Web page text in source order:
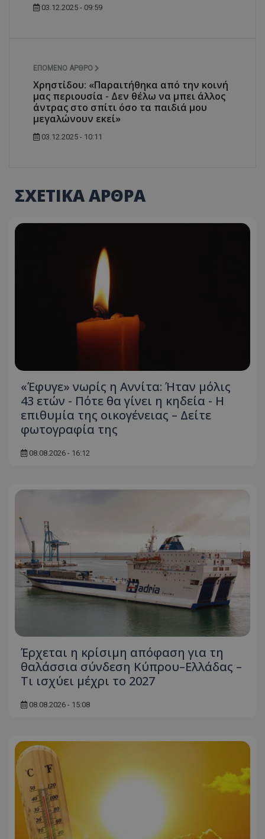
03.12.2025 - 09:59
ΕΠΌΜΕΝΟ ΆΡΘΡΟ
Χρηστίδου: «Παραιτήθηκα από την κοινή
μας περιουσία - Δεν θέλω να μπει άλλος
άντρας στο σπίτι όσο τα παιδιά μου
μεγαλώνουν εκεί»
03.12.2025 - 10:11
ΣΧΕΤΙΚΑ ΑΡΘΡΑ
«Έφυγε» νωρίς η Αννίτα: Ήταν μόλις
43 ετών - Πότε θα γίνει η κηδεία - Η
επιθυμία της οικογένειας – Δείτε
φωτογραφία της
08.08.2026 - 16:12
Έρχεται η κρίσιμη απόφαση για τη
θαλάσσια σύνδεση Κύπρου–Ελλάδας –
Τι ισχύει μέχρι το 2027
08.08.2026 - 15:08